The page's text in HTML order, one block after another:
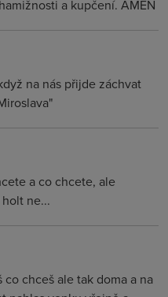
a kupčení. AMEN
na nás přijde záchvat
a co chcete, ale
ne...
chceš ale tak doma a na